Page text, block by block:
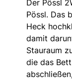
Der Pössl
Pössl. Das
Heck
damit
Stauraum
die das